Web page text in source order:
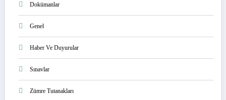
Dokümanlar
Genel
Haber Ve Duyurular
Sınavlar
Zümre Tutanakları